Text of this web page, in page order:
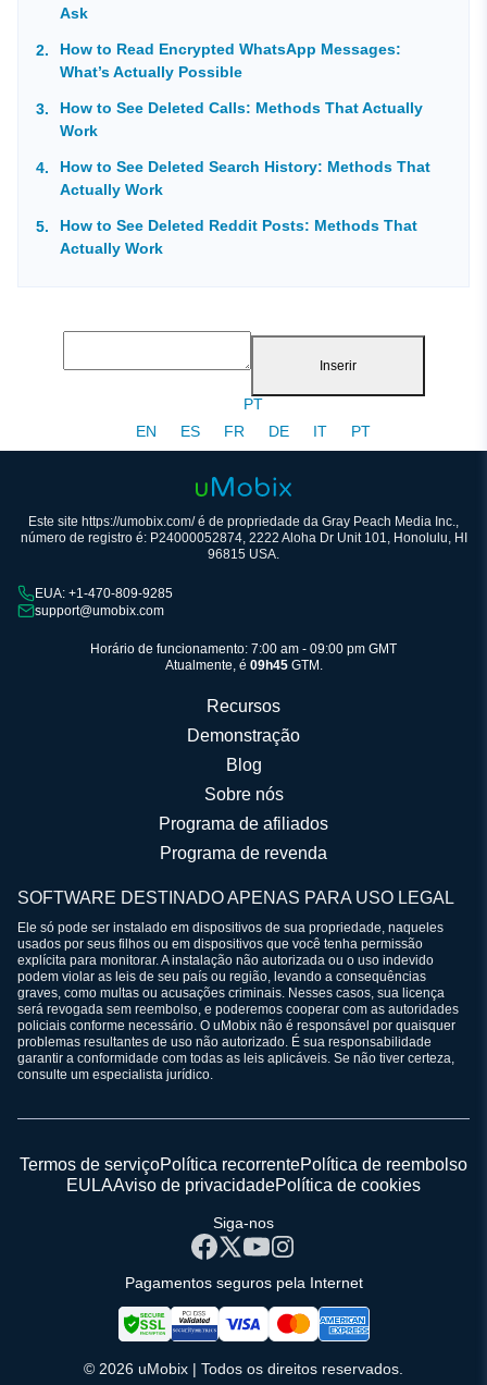
Ask
How to Read Encrypted WhatsApp Messages:
What’s Actually Possible
How to See Deleted Calls: Methods That Actually
Work
How to See Deleted Search History: Methods That
Actually Work
How to See Deleted Reddit Posts: Methods That
Actually Work
Inserir
PT
EN
ES FR DE IT PT
Este site https://umobix.com/ é de propriedade da Gray Peach Media Inc.,
número de registro é: P24000052874, 2222 Aloha Dr Unit 101, Honolulu, HI
96815 USA.
EUA: +1-470-809-9285
support@umobix.com
Horário de funcionamento: 7:00 am - 09:00 pm GMT
Atualmente, é 09h45GTM.
Recursos
Demonstração
Blog
Sobre nós
Programa de afiliados
Programa de revenda
SOFTWARE DESTINADO APENAS PARA USO LEGAL
Ele só pode ser instalado em dispositivos de sua propriedade, naqueles
usados por seus filhos ou em dispositivos que você tenha permissão
explícita para monitorar. A instalação não autorizada ou o uso indevido
podem violar as leis de seu país ou região, levando a consequências
graves, como multas ou acusações criminais. Nesses casos, sua licença
será revogada sem reembolso, e poderemos cooperar com as autoridades
policiais conforme necessário. O uMobix não é responsável por quaisquer
problemas resultantes de uso não autorizado. É sua responsabilidade
garantir a conformidade com todas as leis aplicáveis. Se não tiver certeza,
consulte um especialista jurídico.
Termos de serviçoPolítica recorrentePolítica de reembolso
EULAAviso de privacidadePolítica de cookies
Siga-nos
Pagamentos seguros pela Internet
© 2026 uMobix | Todos os direitos reservados.